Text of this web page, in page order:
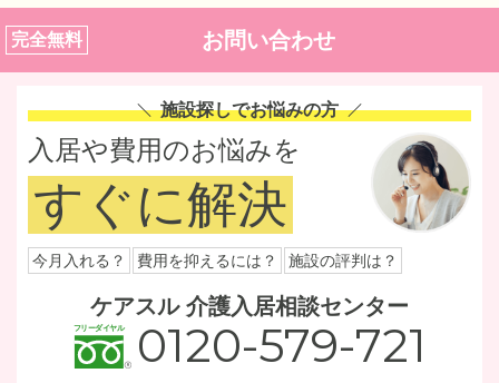
完全無料 お問い合わせ
施設探しでお悩みの方
入居や費用のお悩みを
すぐに解決
今月入れる？ 費用を抑えるには？ 施設の評判は？
ケアスル 介護入居相談センター
0120-579-721